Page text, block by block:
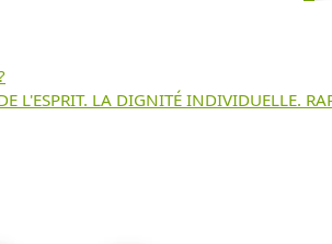
ce
L'ESPRIT. LA DIGNITÉ INDIVIDUELLE.